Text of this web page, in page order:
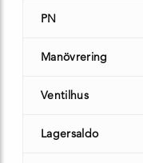
PN
Manövrering
Ventilhus
Lagersaldo